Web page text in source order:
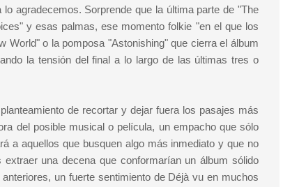
agradecemos. Sorprende que la última parte de "The
y esas palmas, ese momento folkie "en el que los
World" o la pomposa "Astonishing" que cierra el álbum
la tensión del final a lo largo de las últimas tres o
de recortar y dejar fuera los pasajes más
del posible musical o película, un empacho que sólo
a aquellos que busquen algo más inmediato y que no
una decena que conformarían un álbum sólido
un fuerte sentimiento de Déjà vu en muchos